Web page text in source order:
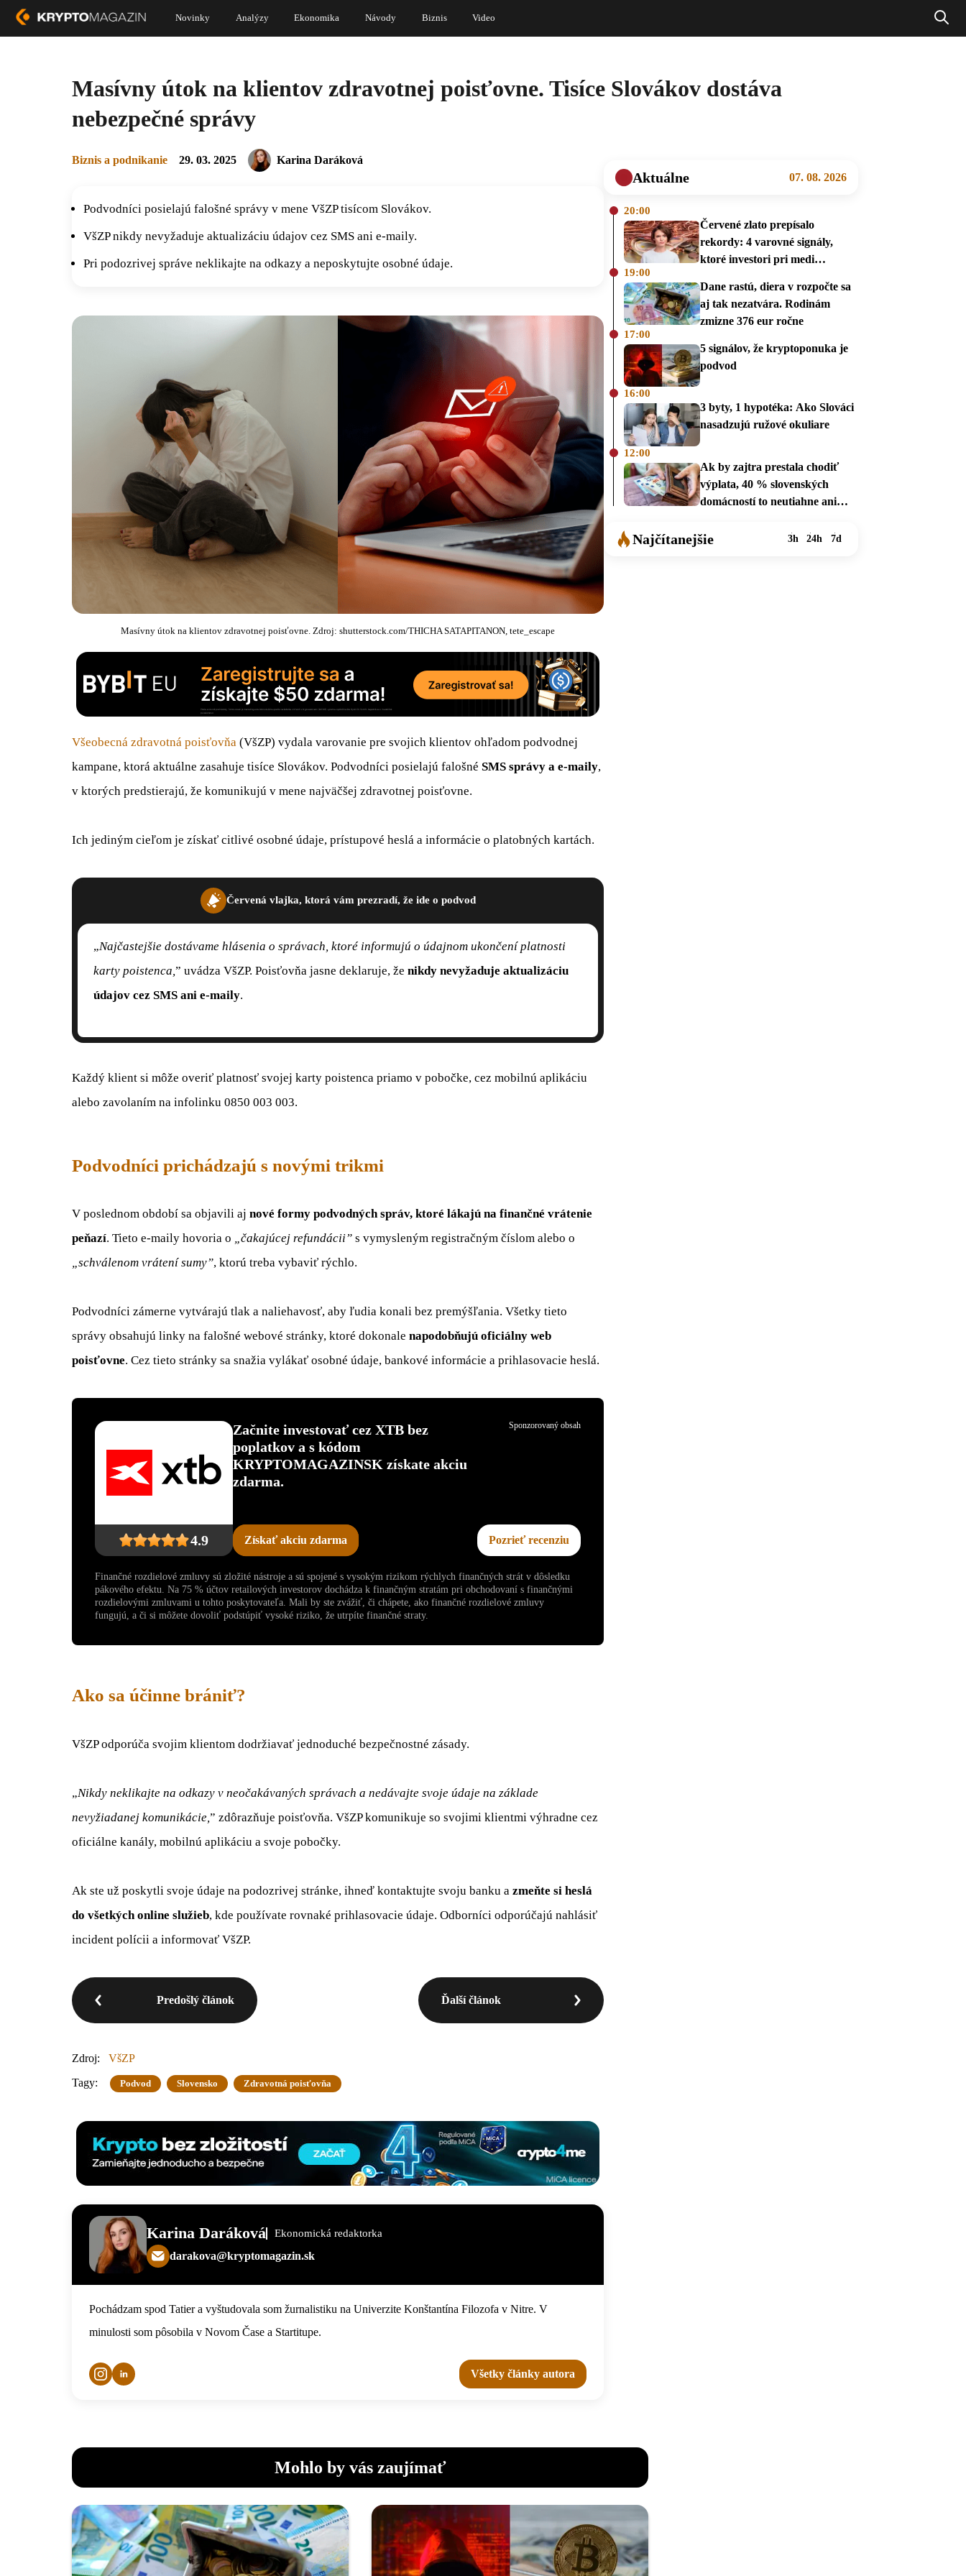
Novinky Analýzy Ekonomika Návody Biznis Video
Masívny útok na klientov zdravotnej poisťovne. Tisíce Slovákov dostáva
nebezpečné správy
Biznis a podnikanie 29. 03. 2025 Karina Daráková
Podvodníci posielajú falošné správy v mene VšZP tisícom Slovákov.
VšZP nikdy nevyžaduje aktualizáciu údajov cez SMS ani e-maily.
Pri podozrivej správe neklikajte na odkazy a neposkytujte osobné údaje.
Masívny útok na klientov zdravotnej poisťovne. Zdroj: shutterstock.com/THICHA SATAPITANON, tete_escape
Všeobecná zdravotná poisťovňa (VšZP) vydala varovanie pre svojich klientov ohľadom podvodnej
kampane, ktorá aktuálne zasahuje tisíce Slovákov. Podvodníci posielajú falošné SMS správy a e-maily,
v ktorých predstierajú, že komunikujú v mene najväčšej zdravotnej poisťovne.
Ich jediným cieľom je získať citlivé osobné údaje, prístupové heslá a informácie o platobných kartách.
Červená vlajka, ktorá vám prezradí, že ide o podvod
„Najčastejšie dostávame hlásenia o správach, ktoré informujú o údajnom ukončení platnosti
karty poistenca, ” uvádza VšZP. Poisťovňa jasne deklaruje, že nikdy nevyžaduje aktualizáciu
údajov cez SMS ani e-maily.
Každý klient si môže overiť platnosť svojej karty poistenca priamo v pobočke, cez mobilnú aplikáciu
alebo zavolaním na infolinku 0850 003 003.
Podvodníci prichádzajú s novými trikmi
V poslednom období sa objavili aj nové formy podvodných správ, ktoré lákajú na finančné vrátenie
peňazí. Tieto e-maily hovoria o „čakajúcej refundácii” s vymysleným registračným číslom alebo o
„schválenom vrátení sumy”, ktorú treba vybaviť rýchlo.
Podvodníci zámerne vytvárajú tlak a naliehavosť, aby ľudia konali bez premýšľania. Všetky tieto
správy obsahujú linky na falošné webové stránky, ktoré dokonale napodobňujú oficiálny web
poisťovne. Cez tieto stránky sa snažia vylákať osobné údaje, bankové informácie a prihlasovacie heslá.
4.9
Začnite investovať cez XTB bez
poplatkov a s kódom
KRYPTOMAGAZINSK získate akciu
zdarma.
Získať akciu zdarma Pozrieť recenziu
Sponzorovaný obsah
Finančné rozdielové zmluvy sú zložité nástroje a sú spojené s vysokým rizikom rýchlych finančných strát v dôsledku
pákového efektu. Na 75 % účtov retailových investorov dochádza k finančným stratám pri obchodovaní s finančnými
rozdielovými zmluvami u tohto poskytovateľa. Mali by ste zvážiť, či chápete, ako finančné rozdielové zmluvy
fungujú, a či si môžete dovoliť podstúpiť vysoké riziko, že utrpíte finančné straty.
Ako sa účinne brániť?
VšZP odporúča svojim klientom dodržiavať jednoduché bezpečnostné zásady.
„Nikdy neklikajte na odkazy v neočakávaných správach a nedávajte svoje údaje na základe
nevyžiadanej komunikácie,” zdôrazňuje poisťovňa. VšZP komunikuje so svojimi klientmi výhradne cez
oficiálne kanály, mobilnú aplikáciu a svoje pobočky.
Ak ste už poskytli svoje údaje na podozrivej stránke, ihneď kontaktujte svoju banku a zmeňte si heslá
do všetkých online služieb, kde používate rovnaké prihlasovacie údaje. Odborníci odporúčajú nahlásiť
incident polícii a informovať VšZP.
Predošlý článok Ďalší článok
Zdroj:
VšZP
Tagy:
Podvod Slovensko Zdravotná poisťovňa
Karina Daráková Ekonomická redaktorka
darakova@kryptomagazin.sk
Pochádzam spod Tatier a vyštudovala som žurnalistiku na Univerzite Konštantína Filozofa v Nitre. V
minulosti som pôsobila v Novom Čase a Startitupe.
Všetky články autora
Aktuálne 07. 08. 2026
20:00
Červené zlato prepísalo
rekordy: 4 varovné signály,
ktoré investori pri medi
19:00
Dane rastú, diera v rozpočte sa
aj tak nezatvára. Rodinám
zmizne 376 eur ročne
17:00
5 signálov, že kryptoponuka je
podvod
16:00
3 byty, 1 hypotéka: Ako Slováci
nasadzujú ružové okuliare
12:00
Ak by zajtra prestala chodiť
výplata, 40 % slovenských
domácností to neutiahne ani
Najčítanejšie 3h 24h 7d
Mohlo by vás zaujímať